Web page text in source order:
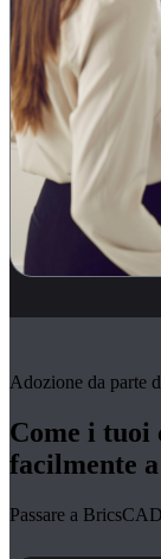
Adozione da parte
Come i tuoi
facilmente
Passare a